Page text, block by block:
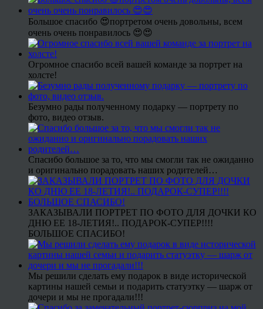
Большое спасибо 😍портретом очень довольны, всем
очень очень понравилось 😍😍
Огромное спасибо всей вашей команде за портрет на
холсте!
Безумно рады полученному подарку — портрету по
фото, видео отзыв.
Спасибо большое за то, что мы смогли так не ожиданно
и оригинально порадовать наших родителей…
ЗАКАЗЫВАЛИ ПОРТРЕТ ПО ФОТО ДЛЯ ДОЧКИ КО
ДНЮ ЕЕ 18-ЛЕТИЯ!.. ПОДАРОК-СУПЕР!!!!
БОЛЬШОЕ СПАСИБО!
Мы решили сделать ему подарок в виде исторической
картины нашей семьи и подарить статуэтку — шарж от
дочери и мы не прогадали!!!